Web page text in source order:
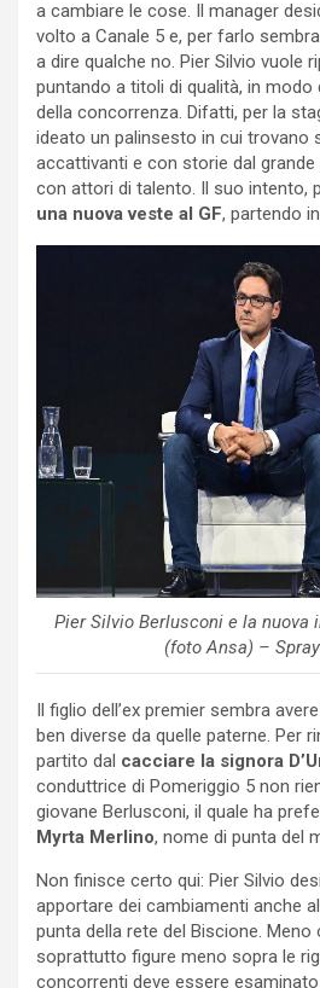
a cambiare le cose. Il manager
volto a Canale 5 e, per farlo
a dire qualche no. Pier Silvio vuole
puntando a titoli di qualità, in modo
della concorrenza. Difatti, per la
ideato un palinsesto in cui trovano
accattivanti e con storie dal
con attori di talento. Il suo intento,
una nuova veste al GF, partendo
Pier Silvio Berlusconi e la nuova
(foto Ansa) –
Il figlio dell’ex premier sembra
ben diverse da quelle paterne. Per
partito dal cacciare la signora
conduttrice di Pomeriggio 5 non
giovane Berlusconi, il quale ha
Myrta Merlino, nome di punta del
Non finisce certo qui: Pier Silvio
apportare dei cambiamenti anche
punta della rete del Biscione. Meno
soprattutto figure meno sopra le
concorrenti deve essere